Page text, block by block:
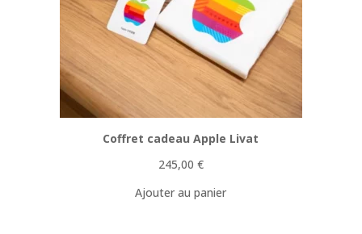
Coffret cadeau Apple Livat
245,00 €
Ajouter au panier